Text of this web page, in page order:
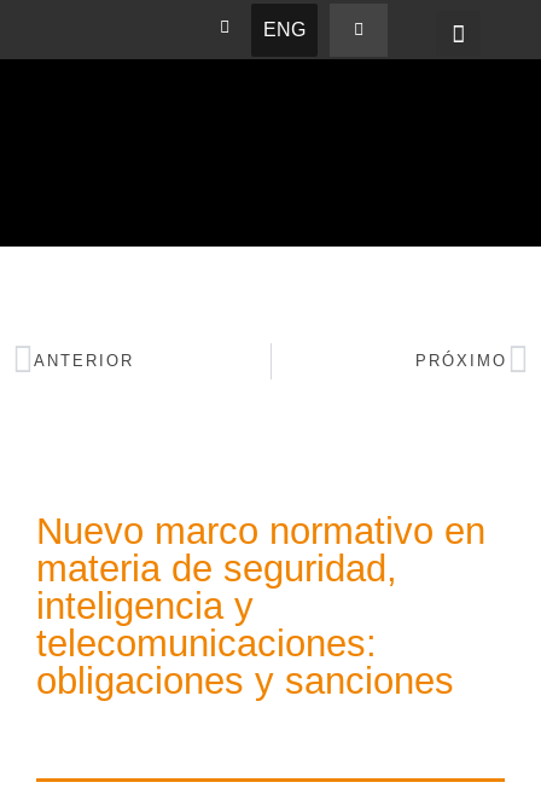
ENG
ANTERIOR PRÓXIMO
Nuevo marco normativo en
materia de seguridad,
inteligencia y
telecomunicaciones:
obligaciones y sanciones